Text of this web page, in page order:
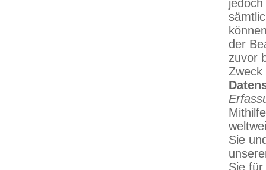
der
zuvor
Zweck
Sie
Sie